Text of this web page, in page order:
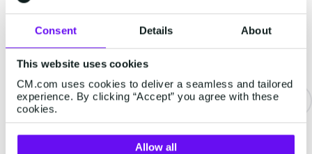
Consent Details About
This website uses cookies
CM.com uses cookies to deliver a seamless and tailored
experience. By clicking “Accept” you agree with these
cookies.
Allow all
MailSMSの到達・不到達レポートのリ